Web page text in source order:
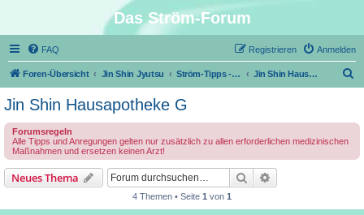
Das Ström-Forum
FAQ Anmelden
Registrieren
Foren-Übersicht Jin Shin Jyutsu Ström-Tipps - Erste Hilfe mit Jin Shin Jyutsu Jin Shin Hausapotheke G
Jin Shin Hausapotheke G
Forumsregeln
Alle Tipps und Anregungen gelten nur zusätzlich zu allen erforderlichen medizinischen
Maßnahmen und ersetzen keinen Arzt!
Neues Thema Suche
4 Themen • Seite 1 von 1